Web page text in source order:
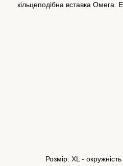
кільцеподібна вставка Омега.
Розмір: XL -